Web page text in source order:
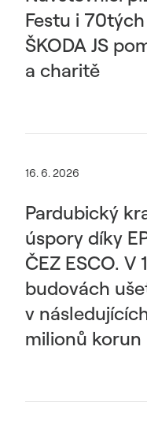
Festu i
ŠKODA JS
a charitě
16. 6. 2026
Pardubický
úspory díky
ČEZ ESCO. V
budovách
v
milionů korun